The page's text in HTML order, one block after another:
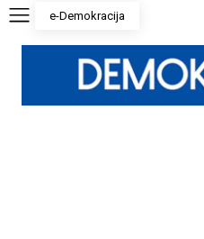
e-Demokracija